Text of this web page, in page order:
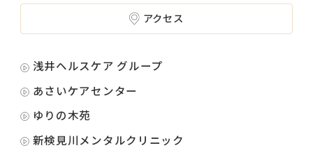
アクセス
浅井ヘルスケア グループ
あさいケアセンター
ゆりの木苑
新検見川メンタルクリニック